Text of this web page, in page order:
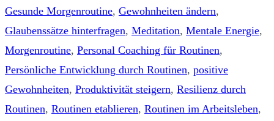
Gesunde Morgenroutine, Gewohnheiten ändern,
Glaubenssätze hinterfragen, Meditation, Mentale Energie,
Morgenroutine, Personal Coaching für Routinen,
Persönliche Entwicklung durch Routinen, positive
Gewohnheiten, Produktivität steigern, Resilienz durch
Routinen, Routinen etablieren, Routinen im Arbeitsleben,